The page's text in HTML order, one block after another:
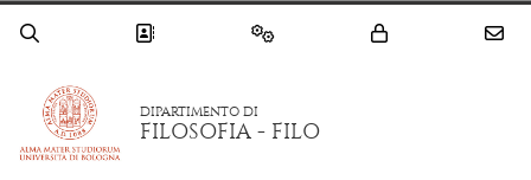
DIPARTIMENTO DI
FILOSOFIA - FILO